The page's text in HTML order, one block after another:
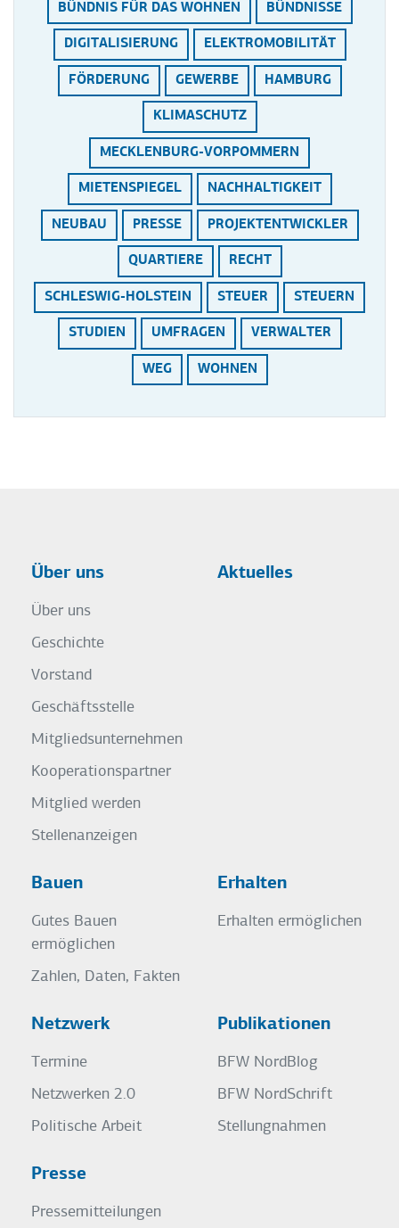
BÜNDNIS FÜR DAS WOHNEN BÜNDNISSE
DIGITALISIERUNG ELEKTROMOBILITÄT
FÖRDERUNG GEWERBE HAMBURG
KLIMASCHUTZ
MECKLENBURG-VORPOMMERN
MIETENSPIEGEL NACHHALTIGKEIT
NEUBAU PRESSE PROJEKTENTWICKLER
QUARTIERE RECHT
SCHLESWIG-HOLSTEIN STEUER STEUERN
STUDIEN UMFRAGEN VERWALTER
WEG WOHNEN
Über uns
Über uns
Geschichte
Vorstand
Geschäftsstelle
Mitgliedsunternehmen
Kooperationspartner
Mitglied werden
Stellenanzeigen
Aktuelles
Bauen
Gutes Bauen
ermöglichen
Zahlen, Daten, Fakten
Erhalten
Erhalten ermöglichen
Netzwerk
Termine
Netzwerken 2.0
Politische Arbeit
Publikationen
BFW NordBlog
BFW NordSchrift
Stellungnahmen
Presse
Pressemitteilungen